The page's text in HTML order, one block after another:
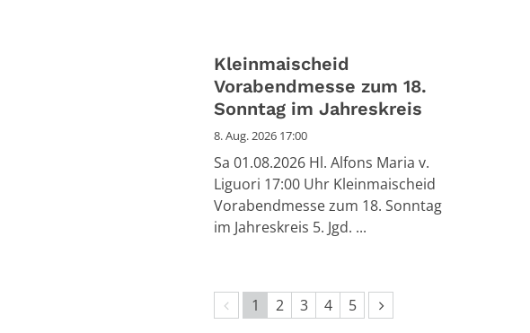
Kleinmaischeid
Vorabendmesse zum 18.
Sonntag im Jahreskreis
8. Aug. 2026 17:00
Sa 01.08.2026 Hl. Alfons Maria v.
Liguori 17:00 Uhr Kleinmaischeid
Vorabendmesse zum 18. Sonntag
im Jahreskreis 5. Jgd. ...
Vorherige Seite
1 2 3 4 5 Nächste Seite